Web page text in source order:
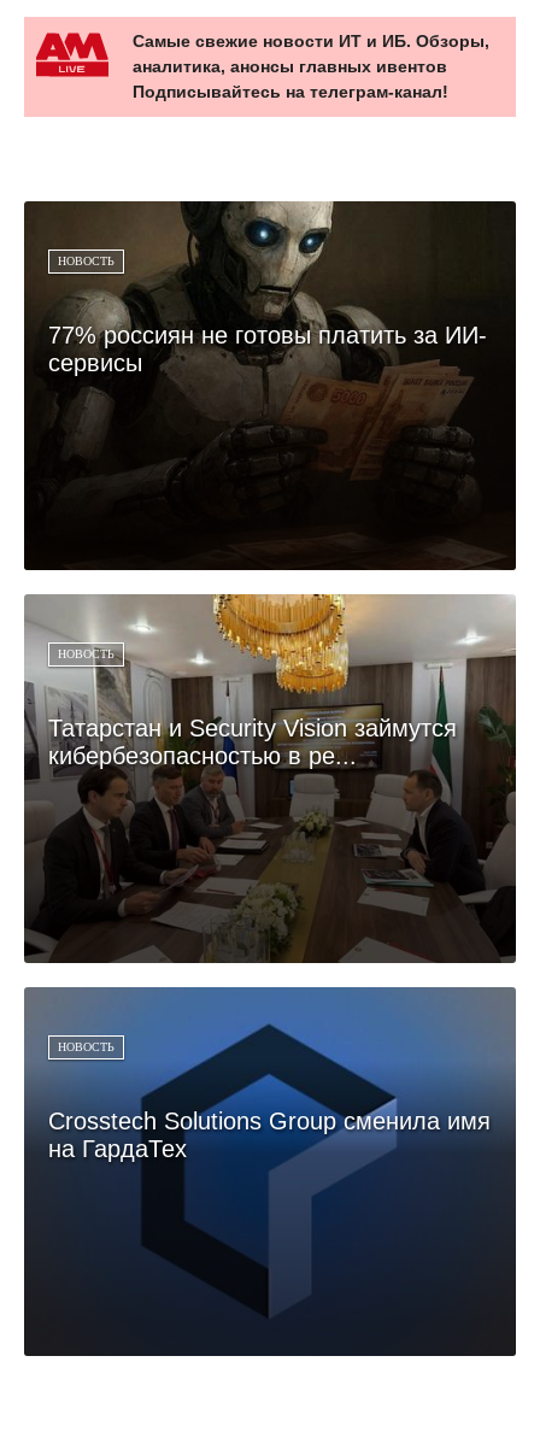
Самые свежие новости ИТ и ИБ. Обзоры,
аналитика, анонсы главных ивентов
Подписывайтесь на телеграм-канал!
НОВОСТЬ
77% россиян не готовы платить за ИИ-
сервисы
НОВОСТЬ
Татарстан и Security Vision займутся
кибербезопасностью в ре...
НОВОСТЬ
Crosstech Solutions Group сменила имя
на ГардаТех